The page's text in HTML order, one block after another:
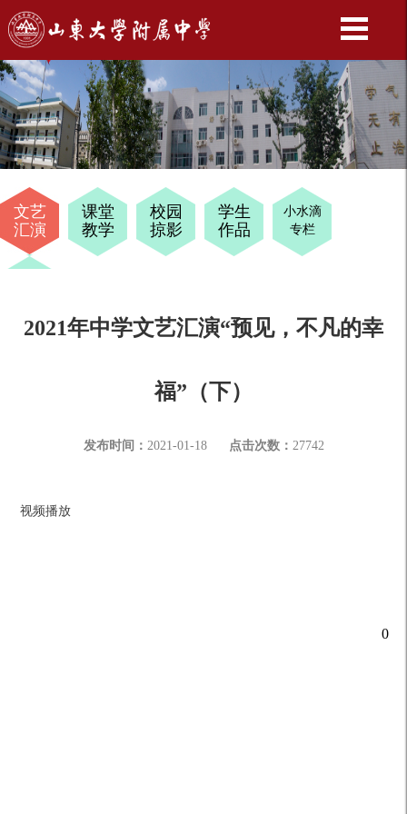
文艺
汇演
课堂
教学
校园
掠影
学生
作品
小水滴
专栏
2021年中学文艺汇演“预见，不凡的幸
福”（下）
发布时间： 2021-01-18 点击次数： 27742
视频播放
0